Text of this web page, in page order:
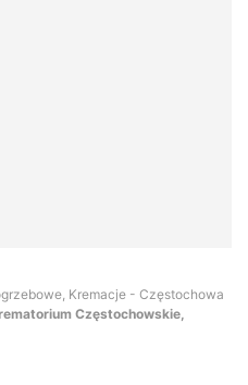
Kremacje - Częstochowa
Częstochowskie,